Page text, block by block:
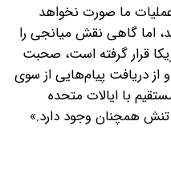
ما صورت نخواهد
اما گاهی نقش میانجی را
قرار گرفته است، صحبت
از دریافت پیام‌هایی از سوی
با ایالات متحده
تنش همچنان وجود دارد.»